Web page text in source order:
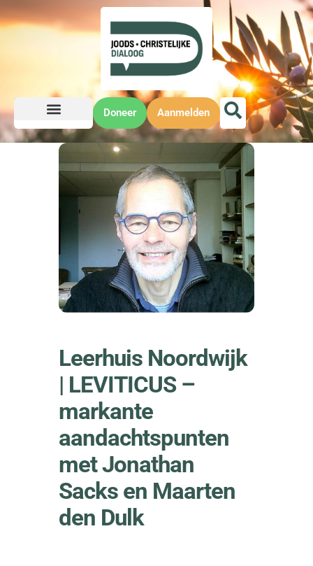
Doneer Aanmelden
Leerhuis Noordwijk
| LEVITICUS –
markante
aandachtspunten
met Jonathan
Sacks en Maarten
den Dulk